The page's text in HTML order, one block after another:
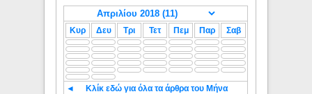
Κυρ Δευ Τρι Τετ Πεμ Παρ Σαβ
◄ Κλίκ εδώ για όλα τα άρθρα του Μήνα